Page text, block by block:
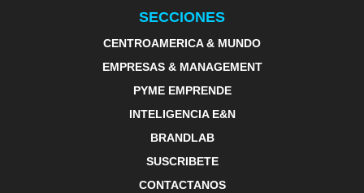
SECCIONES
CENTROAMERICA & MUNDO
EMPRESAS & MANAGEMENT
PYME EMPRENDE
INTELIGENCIA E&N
BRANDLAB
SUSCRIBETE
CONTACTANOS